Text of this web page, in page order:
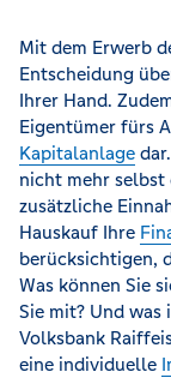
Mit dem Erwerb
Entscheidung
Ihrer Hand.
Eigentümer fürs
Kapitalanlage
nicht mehr selbst
zusätzliche
Hauskauf Ihre
berücksichtigen,
Was können Sie
Sie mit? Und was
Volksbank
eine individuelle